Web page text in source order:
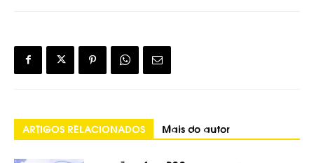
ARTIGOS RELACIONADOS Mais do autor